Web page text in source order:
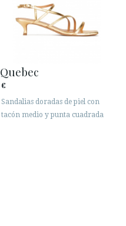
Quebec
€
Sandalias doradas de piel con
tacón medio y punta cuadrada